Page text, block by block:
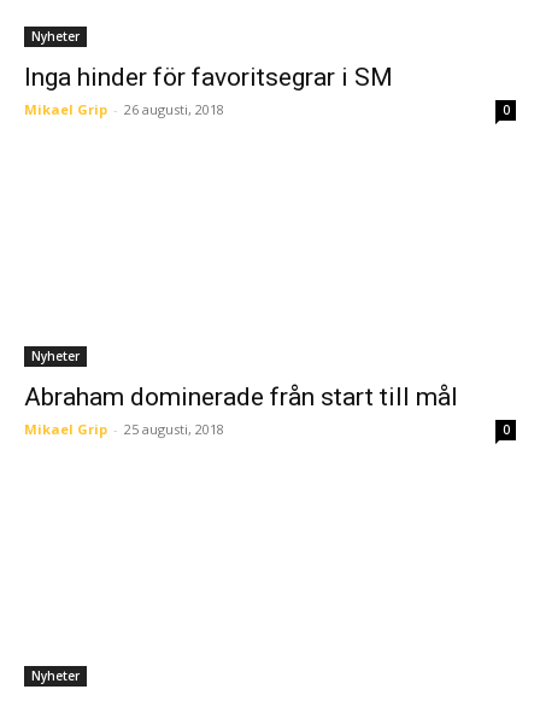
Nyheter
Inga hinder för favoritsegrar i SM
Mikael Grip - 26 augusti, 2018 0
Nyheter
Abraham dominerade från start till mål
Mikael Grip - 25 augusti, 2018 0
Nyheter